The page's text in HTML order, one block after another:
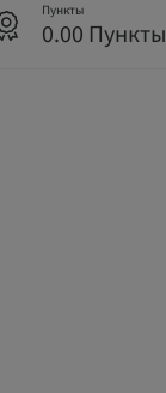
Пункты
0.00 Пункты